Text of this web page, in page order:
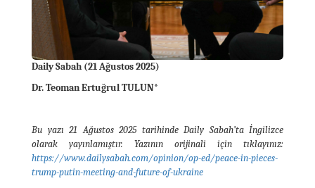
Daily Sabah (21 Ağustos 2025)
Dr. Teoman Ertuğrul TULUN*
Bu yazı 21 Ağustos 2025 tarihinde Daily Sabah’ta İngilizce
olarak yayınlamıştır. Yazının orijinali için tıklayınız:
https://www.dailysabah.com/opinion/op-ed/peace-in-pieces-
trump-putin-meeting-and-future-of-ukraine